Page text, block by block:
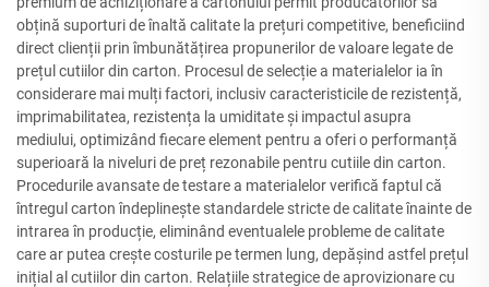
obțină suporturi de înaltă calitate la prețuri competitive, beneficiind
direct clienții prin îmbunătățirea propunerilor de valoare legate de
prețul cutiilor din carton. Procesul de selecție a materialelor ia în
considerare mai mulți factori, inclusiv caracteristicile de rezistență,
imprimabilitatea, rezistența la umiditate și impactul asupra
mediului, optimizând fiecare element pentru a oferi o performanță
superioară la niveluri de preț rezonabile pentru cutiile din carton.
Procedurile avansate de testare a materialelor verifică faptul că
întregul carton îndeplinește standardele stricte de calitate înainte de
intrarea în producție, eliminând eventualele probleme de calitate
care ar putea crește costurile pe termen lung, depășind astfel prețul
inițial al cutiilor din carton. Relațiile strategice de aprovizionare cu